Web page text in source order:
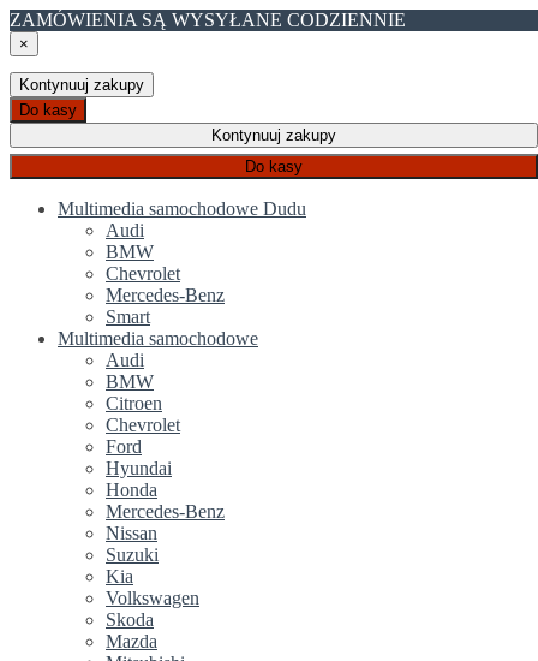
ZAMÓWIENIA SĄ WYSYŁANE CODZIENNIE
×
Kontynuuj zakupy
Do kasy
Kontynuuj zakupy
Do kasy
Multimedia samochodowe Dudu
Audi
BMW
Chevrolet
Mercedes-Benz
Smart
Multimedia samochodowe
Audi
BMW
Citroen
Chevrolet
Ford
Hyundai
Honda
Mercedes-Benz
Nissan
Suzuki
Kia
Volkswagen
Skoda
Mazda